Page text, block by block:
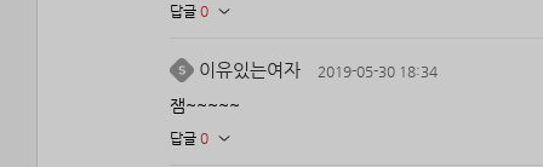
답글 0
이유있는여자 2019-05-30 18:34
잼~~~~~
답글 0